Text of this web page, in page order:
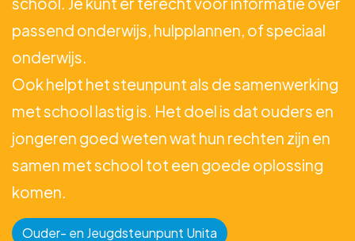
passend onderwijs, hulpplannen, of speciaal
onderwijs.
Ook helpt het steunpunt als de samenwerking
met school lastig is. Het doel is dat ouders en
jongeren goed weten wat hun rechten zijn en
samen met school tot een goede oplossing
komen.
Ouder- en Jeugdsteunpunt Unita